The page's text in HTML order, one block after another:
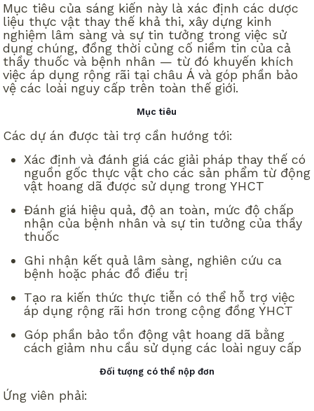
Mục tiêu của sáng kiến này là xác định các dược
liệu thực vật thay thế khả thi, xây dựng kinh
nghiệm lâm sàng và sự tin tưởng trong việc sử
dụng chúng, đồng thời củng cố niềm tin của cả
thầy thuốc và bệnh nhân — từ đó khuyến khích
việc áp dụng rộng rãi tại châu Á và góp phần bảo
vệ các loài nguy cấp trên toàn thế giới.
Mục tiêu
Các dự án được tài trợ cần hướng tới:
Xác định và đánh giá các giải pháp thay thế có
nguồn gốc thực vật cho các sản phẩm từ động
vật hoang dã được sử dụng trong YHCT
Đánh giá hiệu quả, độ an toàn, mức độ chấp
nhận của bệnh nhân và sự tin tưởng của thầy
thuốc
Ghi nhận kết quả lâm sàng, nghiên cứu ca
bệnh hoặc phác đồ điều trị
Tạo ra kiến thức thực tiễn có thể hỗ trợ việc
áp dụng rộng rãi hơn trong cộng đồng YHCT
Góp phần bảo tồn động vật hoang dã bằng
cách giảm nhu cầu sử dụng các loài nguy cấp
Đối tượng có thể nộp đơn
Ứng viên phải: